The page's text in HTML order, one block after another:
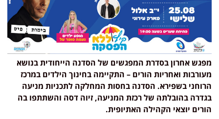
מפגש אחרון בסדרת המפגשים של הסדנה הייחודית בנושא
מעורבות ואחריות הורים – התקיימה בחינוך הילדים במרכז
הרוחני בשפירא. הסדנה בחסות המחלקה לתכניות מניעה
בגדרה בהובלתה של רכזת המניעה, זיוה דסה והשתתפו בה
הורים יוצאי הקהילה האתיופית.